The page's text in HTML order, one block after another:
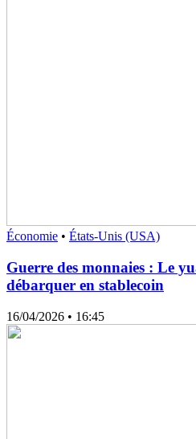
Économie • États-Unis (USA)
Guerre des monnaies : Le
débarquer en stablecoin
16/04/2026 • 16:45